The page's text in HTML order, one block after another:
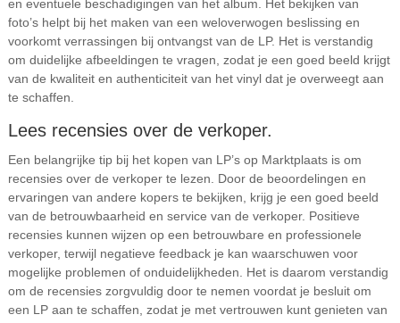
en eventuele beschadigingen van het album. Het bekijken van
foto’s helpt bij het maken van een weloverwogen beslissing en
voorkomt verrassingen bij ontvangst van de LP. Het is verstandig
om duidelijke afbeeldingen te vragen, zodat je een goed beeld krijgt
van de kwaliteit en authenticiteit van het vinyl dat je overweegt aan
te schaffen.
Lees recensies over de verkoper.
Een belangrijke tip bij het kopen van LP’s op Marktplaats is om
recensies over de verkoper te lezen. Door de beoordelingen en
ervaringen van andere kopers te bekijken, krijg je een goed beeld
van de betrouwbaarheid en service van de verkoper. Positieve
recensies kunnen wijzen op een betrouwbare en professionele
verkoper, terwijl negatieve feedback je kan waarschuwen voor
mogelijke problemen of onduidelijkheden. Het is daarom verstandig
om de recensies zorgvuldig door te nemen voordat je besluit om
een LP aan te schaffen, zodat je met vertrouwen kunt genieten van